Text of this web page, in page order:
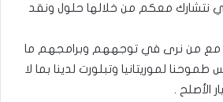
نتشارك معكم من خلالها حلول ونقد
مع من نرى في توجههم وبرامجهم ما
لموريتانيا وتبلورت لدينا بما لا
الأصلح .